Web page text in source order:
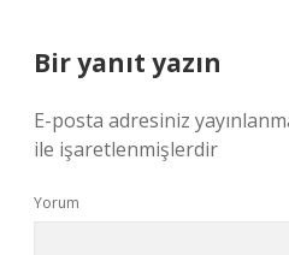
Bir yanıt yazın
E-posta adresiniz
ile işaretlenmişlerdir
Yorum